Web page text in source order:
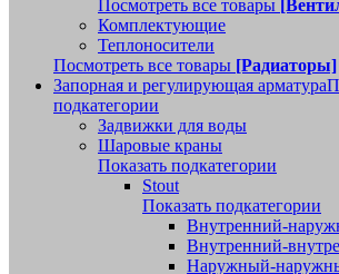
Посмотреть все товары
Комплектующие
Теплоносители
Посмотреть все товары [Радиаторы]
Запорная и регулирующая арматура
подкатегории
Задвижки для воды
Шаровые краны
Показать подкатегории
Stout
Показать подкатегории
Внутренний-
Внутренний-
Наружный-